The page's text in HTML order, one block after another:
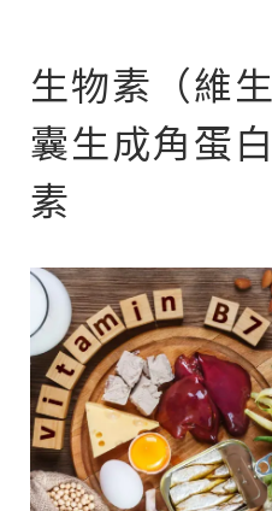
生物素（維
囊生成角蛋
素